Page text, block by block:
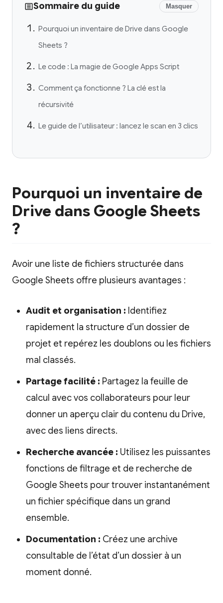
Sommaire du guide Masquer
Pourquoi un inventaire de Drive dans Google
Sheets ?
Le code : La magie de Google Apps Script
Comment ça fonctionne ? La clé est la
récursivité
Le guide de l’utilisateur : lancez le scan en 3 clics
Pourquoi un inventaire de
Drive dans Google Sheets
?
Avoir une liste de fichiers structurée dans
Google Sheets offre plusieurs avantages :
Audit et organisation : Identifiez
rapidement la structure d’un dossier de
projet et repérez les doublons ou les fichiers
mal classés.
Partage facilité : Partagez la feuille de
calcul avec vos collaborateurs pour leur
donner un aperçu clair du contenu du Drive,
avec des liens directs.
Recherche avancée : Utilisez les puissantes
fonctions de filtrage et de recherche de
Google Sheets pour trouver instantanément
un fichier spécifique dans un grand
ensemble.
Documentation : Créez une archive
consultable de l’état d’un dossier à un
moment donné.